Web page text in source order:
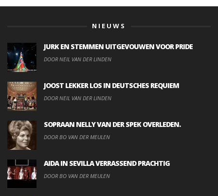
NIEUWS
JURK EN STEMMEN UITGEVOUWEN VOOR PRIDE
DOOR NEIL VAN DER LINDEN
JOOST LEKKER LOS IN DEUTSCHES REQUIEM
DOOR NEIL VAN DER LINDEN
SOPRAAN NELLY VAN DER SPEK OVERLEDEN.
DOOR BO VAN DER MEULEN
AIDA IN SEVILLA VERRASSEND PRACHTIG
DOOR BO VAN DER MEULEN